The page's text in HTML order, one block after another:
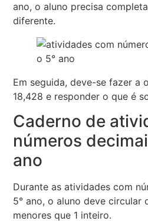
ano, o aluno precisa
diferente.
Em seguida, deve-se fazer a
18,428 e responder o que é
Caderno de
números
ano
Durante as atividades com
5° ano, o aluno deve circular
menores que 1 inteiro.